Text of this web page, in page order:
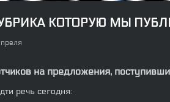
КОТОРУЮ МЫ
на предложения,
речь сегодня: